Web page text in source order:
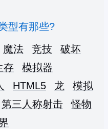
型有那些?
魔法 竞技
破坏
存
模拟器
HTML5 龙
模拟
第三人称射击
怪物